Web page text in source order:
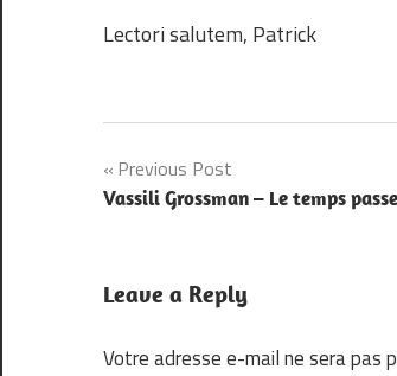
Lectori salutem, Patrick
Navigation
de
Previous Post
Vassili Grossman – Le temps
Leave a Reply
Votre adresse e-mail ne sera pas